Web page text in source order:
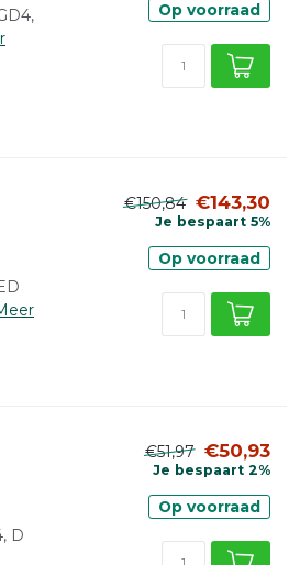
Op voorraad
€150,84 €143,30
Je bespaart 5%
Op voorraad
D
€51,97 €50,93
Je bespaart 2%
Op voorraad